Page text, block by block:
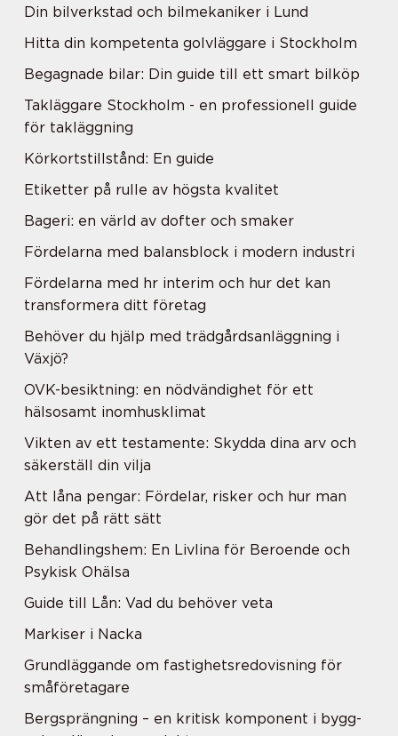
Din bilverkstad och bilmekaniker i Lund
Hitta din kompetenta golvläggare i Stockholm
Begagnade bilar: Din guide till ett smart bilköp
Takläggare Stockholm - en professionell guide
för takläggning
Körkortstillstånd: En guide
Etiketter på rulle av högsta kvalitet
Bageri: en värld av dofter och smaker
Fördelarna med balansblock i modern industri
Fördelarna med hr interim och hur det kan
transformera ditt företag
Behöver du hjälp med trädgårdsanläggning i
Växjö?
OVK-besiktning: en nödvändighet för ett
hälsosamt inomhusklimat
Vikten av ett testamente: Skydda dina arv och
säkerställ din vilja
Att låna pengar: Fördelar, risker och hur man
gör det på rätt sätt
Behandlingshem: En Livlina för Beroende och
Psykisk Ohälsa
Guide till Lån: Vad du behöver veta
Markiser i Nacka
Grundläggande om fastighetsredovisning för
småföretagare
Bergsprängning – en kritisk komponent i bygg-